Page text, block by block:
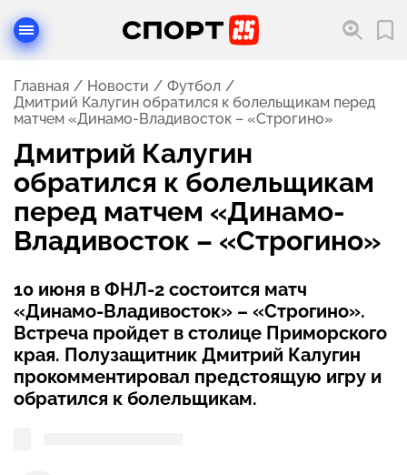
Главная Новости
Футбол
Дмитрий Калугин обратился к болельщикам перед
матчем «Динамо-Владивосток – «Строгино»
Дмитрий Калугин
обратился к болельщикам
перед матчем «Динамо-
Владивосток – «Строгино»
10 июня в ФНЛ-2 состоится матч
«Динамо-Владивосток» – «Строгино».
Встреча пройдет в столице Приморского
края. Полузащитник Дмитрий Калугин
прокомментировал предстоящую игру и
обратился к болельщикам.